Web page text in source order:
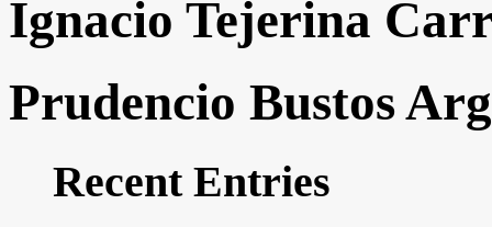
Ignacio Tejerina
Prudencio Bustos
Recent Entries